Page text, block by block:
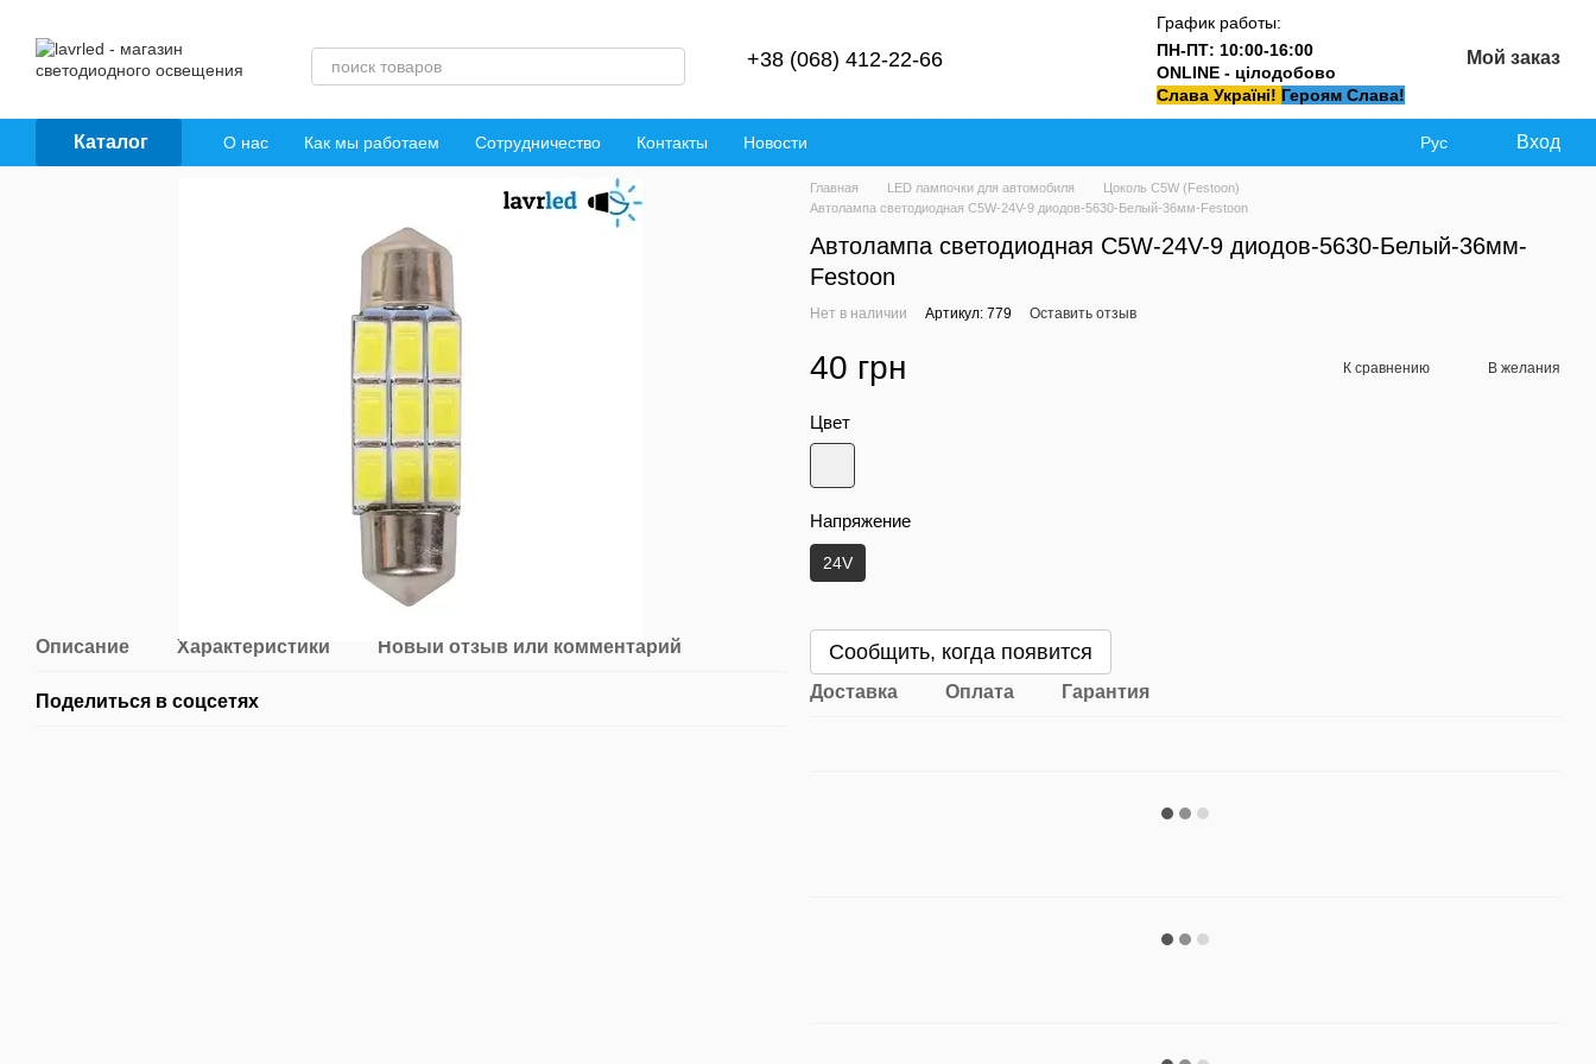
+38 (068) 412-22-66
График работы:
ПН-ПТ: 10:00-16:00
ONLINE - цілодобово
Слава Україні! Героям Слава!
Мой заказ
Каталог О нас Как мы работаем Сотрудничество Контакты Новости Рус Вход
Описание Характеристики Новый отзыв или комментарий
Поделиться в соцсетях
Главная LED лампочки для автомобиля
Цоколь C5W (Festoon)
Автолампа светодиодная C5W-24V-9 диодов-5630-Белый-36мм-Festoon
Автолампа светодиодная C5W-24V-9 диодов-5630-Белый-36мм-
Festoon
Нет в наличии Артикул: 779 Оставить отзыв
40 грн К сравнению В желания
Цвет
Напряжение
24V
Сообщить, когда появится
Доставка Оплата Гарантия